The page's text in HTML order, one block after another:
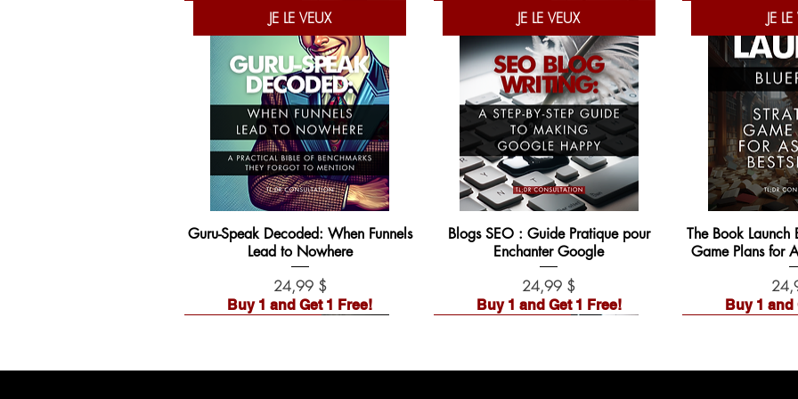
JE LE VEUX
Guru-Speak Decoded: When Funnels
Lead to Nowhere
Prix
24,99 $
Buy 1 and Get 1 Free!
JE LE VEUX
Blogs SEO : Guide Pratique pour
Enchanter Google
Prix
24,99 $
Buy 1 and Get 1 Free!
JE
The Book Launch
Game Plans for
Prix
Buy 1 and